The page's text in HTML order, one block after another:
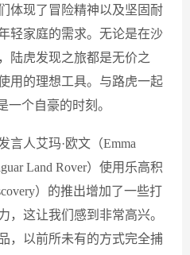
体现了冒险精神以及坚固耐
轻家庭的需求。无论是在沙
陆虎发现之旅都是无价之
用的理想工具。与路虎一起
一个自豪的时刻。
言人艾玛·欧文（Emma
Land Rover）使用乐高积
）的推出增加了一些打
，这让我们感到非常高兴。
，以前所未有的方式完全捕